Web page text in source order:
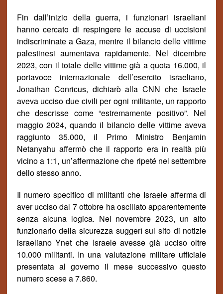
Fin dall’inizio della guerra, i funzionari israeliani
hanno cercato di respingere le accuse di uccisioni
indiscriminate a Gaza, mentre il bilancio delle vittime
palestinesi aumentava rapidamente. Nel dicembre
2023, con il totale delle vittime già a quota 16.000, il
portavoce internazionale dell’esercito israeliano,
Jonathan Conricus, dichiarò alla CNN che Israele
aveva ucciso due civili per ogni militante, un rapporto
che descrisse come “estremamente positivo”. Nel
maggio 2024, quando il bilancio delle vittime aveva
raggiunto 35.000, il Primo Ministro Benjamin
Netanyahu affermò che il rapporto era in realtà più
vicino a 1:1, un’affermazione che ripeté nel settembre
dello stesso anno.
Il numero specifico di militanti che Israele afferma di
aver ucciso dal 7 ottobre ha oscillato apparentemente
senza alcuna logica. Nel novembre 2023, un alto
funzionario della sicurezza suggerìsul sito di notizie
israeliano Ynet che Israele avesse già ucciso oltre
10.000 militanti. In una valutazione militare ufficiale
presentata al governo il mese successivo questo
numero scese a 7.860.